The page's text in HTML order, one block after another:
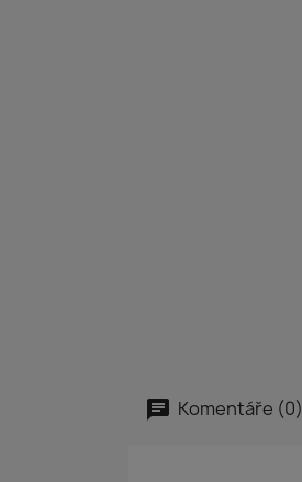
Komentáře (0)